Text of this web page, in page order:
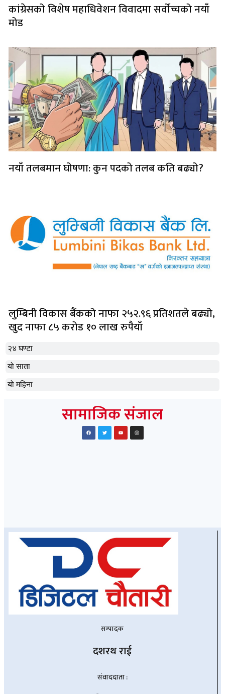
२४ घण्टा
यो साता
यो महिना
कांग्रेसको विशेष महाधिवेशन विवादमा सर्वोच्चको नयाँ
मोड
नयाँ तलबमान घोषणा: कुन पदको तलब कति बढ्यो?
लुम्बिनी विकास बैंकको नाफा २५२.९६ प्रतिशतले बढ्यो,
खुद नाफा ८५ करोड १० लाख रुपैयाँ
सामाजिक संजाल
सम्पादक
दशरथ राई
संवाददाता :